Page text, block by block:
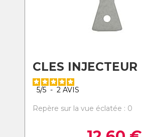
CLES INJECTEUR
5/5 - 2 AVIS
Repère sur la vue éclatée : 0